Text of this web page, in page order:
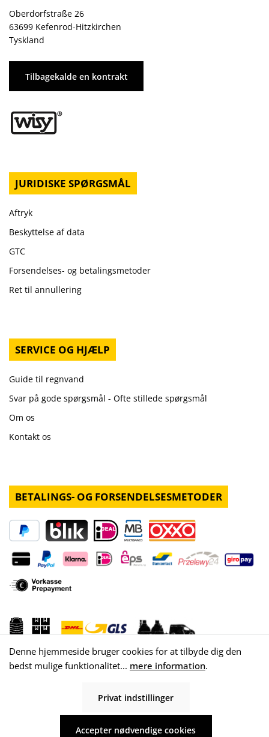
Oberdorfstraße 26
63699 Kefenrod-Hitzkirchen
Tyskland
Tilbagekalde en kontrakt
JURIDISKE SPØRGSMÅL
Aftryk
Beskyttelse af data
GTC
Forsendelses- og betalingsmetoder
Ret til annullering
SERVICE OG HJÆLP
Guide til regnvand
Svar på gode spørgsmål - Ofte stillede spørgsmål
Om os
Kontakt os
BETALINGS- OG FORSENDELSESMETODER
Denne hjemmeside bruger cookies for at tilbyde dig den
bedst mulige funktionalitet... mere information.
Privat indstillinger
Accepter nødvendige cookies